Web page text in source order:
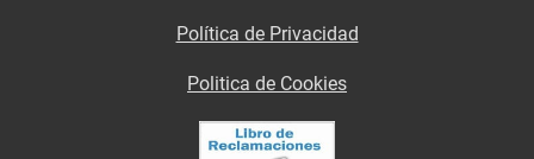
Política de Privacidad
Politica de Cookies